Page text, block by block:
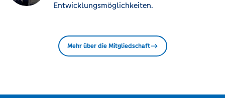
Entwicklungsmöglichkeiten.
Mehr über die Mitgliedschaft